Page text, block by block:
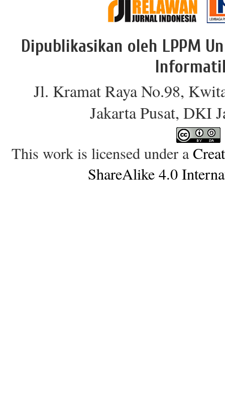
Dipublikasikan oleh LPPM
Jl. Kramat Raya No.98,
Jakarta Pusat, DKI
This work is licensed under a
ShareAlike 4.0